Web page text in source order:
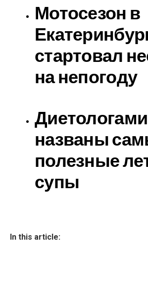
Мотосезон в
стартовал
на непогоду
Диетологами
названы
полезные
супы
In this article: